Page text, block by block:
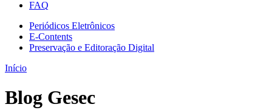
FAQ
Periódicos Eletrônicos
E-Contents
Preservação e Editoração Digital
Início
Blog Gesec